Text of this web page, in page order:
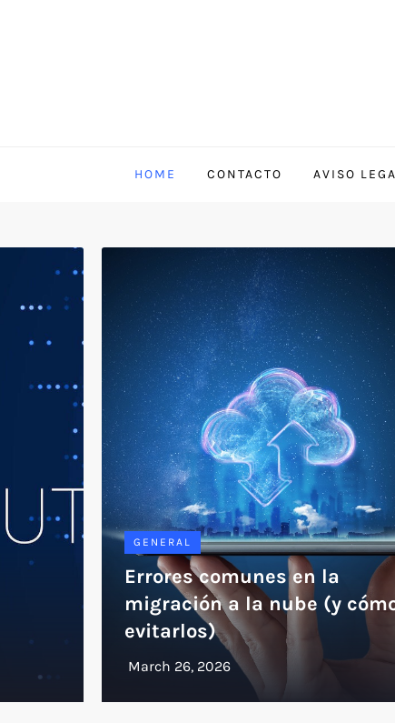
HOME CONTACTO AVISO
GENERAL
Errores comunes en la
migración a la nube (y
evitarlos)